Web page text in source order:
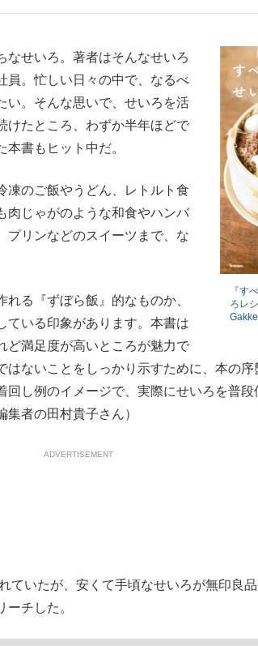
選手が証言した“NPB聞... 「クマ
もっと見る
もっと見る
『す
ろレ
せいろ。著者はそんなせいろ
員。忙しい日々の中で、なるべ
い。そんな思いで、せいろを活
けたところ、わずか半年ほどで
書もヒット中だ。
のご飯やうどん、レトルト食
肉じゃがのような和食やハンバ
プリンなどのスイーツまで、な
る『ずぼら飯』的なものか、
ている印象があります。本書は
ど満足度が高いところが魅力で
はないことをしっかり示すために、本の
回し例のイメージで、実際にせいろを普
者の田村貴子さん）
ADVERTISEMENT
いたが、安くて手頃なせいろが無印良
チした。